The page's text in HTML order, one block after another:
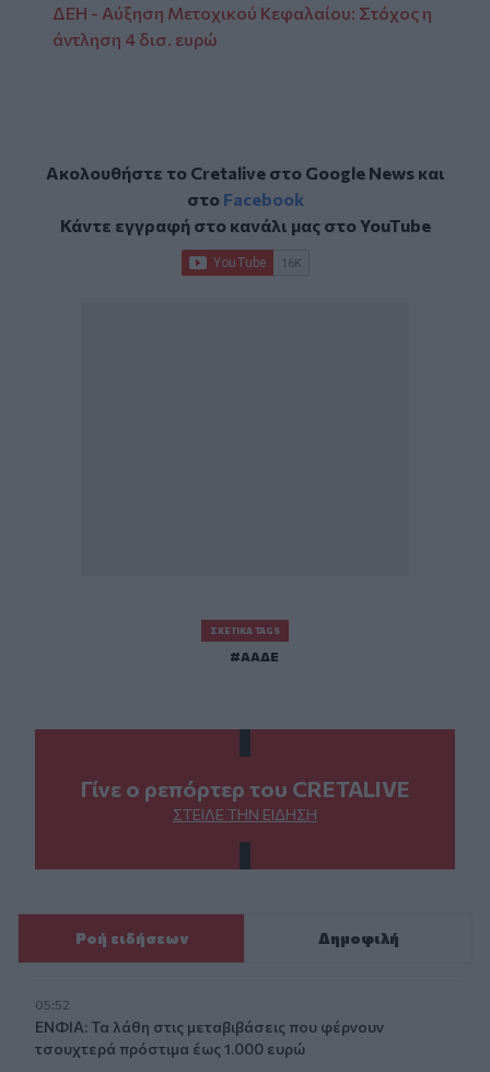
ΔΕΗ - Αύξηση Μετοχικού Κεφαλαίου: Στόχος η
άντληση 4 δισ. ευρώ
Ακολουθήστε το Cretalive στο Google Newsκαι
στο Facebook
Κάντε εγγραφή στο κανάλι μας στοYouTube
ΣΧΕΤΙΚΆ TAGS
ΑΑΔΕ
Γίνε ο ρεπόρτερ του CRETALIVE
ΣΤΕΊΛΕ ΤΗΝ ΕΊΔΗΣΗ
Ροή ειδήσεων Δημοφιλή
05:52
ΕΝΦΙΑ: Τα λάθη στις μεταβιβάσεις που φέρνουν
τσουχτερά πρόστιμα έως 1.000 ευρώ